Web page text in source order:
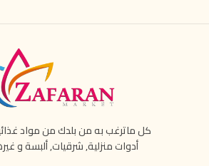
كل ماترغب به من بلدك من مواد
أدوات منزلية, شرقيات, ألبسة و